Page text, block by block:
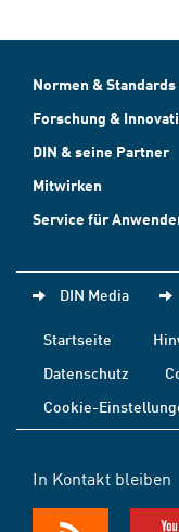
Normen & Standards
Forschung &
DIN & seine Partner
Mitwirken
Service für
DIN Media
Startseite
Datenschutz
Cookie-
In Kontakt bleiben